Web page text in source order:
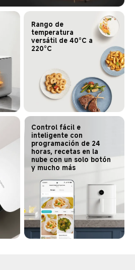
Rango de
temperatura
versátil de 40°C a
220°C
Control fácil e
inteligente con
programación de 24
horas, recetas en la
nube con un solo botón
y mucho más